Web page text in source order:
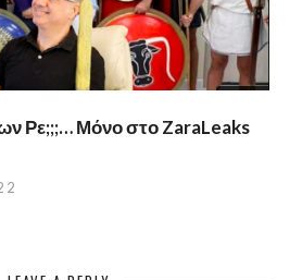
Ρε;;;… Μόνο στο ZaraLeaks